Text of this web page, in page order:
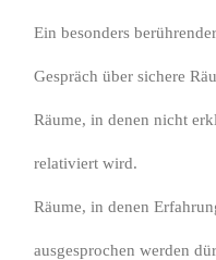
Ein besonders
Gespräch über sichere
Räume, in denen nicht
relativiert wird.
Räume, in denen
ausgesprochen werden